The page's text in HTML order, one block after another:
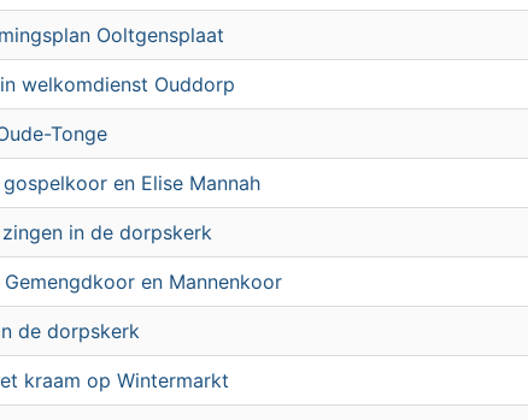
Ooltgensplaat
welkomdienst Ouddorp
Tonge
en Elise Mannah
in de dorpskerk
en Mannenkoor
de dorpskerk
kraam op Wintermarkt